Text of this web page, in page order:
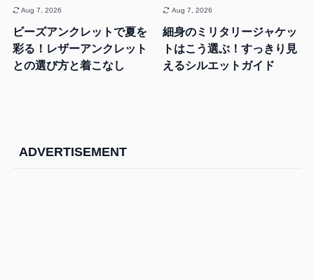
ビーズアンクレットで夏を
彩る！レザーアンクレット
との選び方と着こなし
Aug 7, 2026
細身のミリタリージャケッ
トはこう選ぶ！すっきり見
えるシルエットガイド
Aug 7, 2026
ADVERTISEMENT